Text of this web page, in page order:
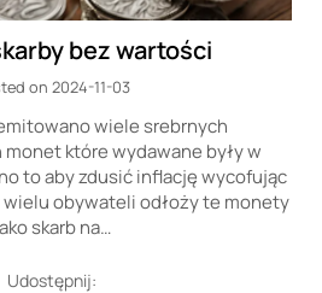
bez wartości
on 2024-11-03
wiele srebrnych
które wydawane były w
to aby zdusić inflację wycofując
obywateli odłoży te monety
skarb na…
Udostępnij: